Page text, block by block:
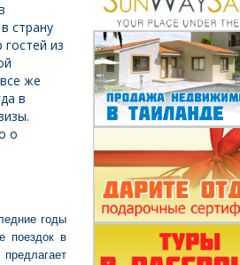
страну
из
же
в
о
годы
поездок в